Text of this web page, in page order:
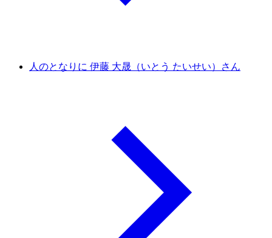
人のとなりに 伊藤 大晟（いとう たいせい）さん